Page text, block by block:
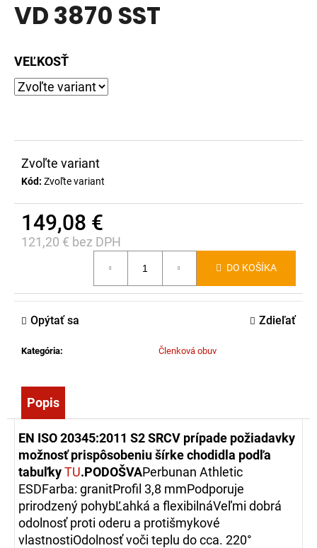
produktu
je
z
5
hviezdičiek.
VD 3870 SST
VEĽKOSŤ
Zvoľte variant
Kód: Zvoľte variant
149,08 €
121,20 € bez DPH
DO KOŠÍKA
Kategória: Členková obuv
Opýtať sa Zdieľať
Popis
EN ISO 20345:2011 S2 SRCV prípade požiadavky
možnosť prispôsobeniu šírke chodidla podľa
tabuľkyTU.PODOŠVAPerbunan Athletic
ESDFarba: granitProfil 3,8 mmPodporuje
prirodzený pohybĽahká a flexibilnáVeľmi dobrá
odolnosť proti oderu a protišmykové
vlastnostiOdolnosť voči teplu do cca. 220°
á
s
ť
?
O
r
č
m
SÚPRAVA
RUČNÉ
VIAZANIE
KONCOVIEK
HADÍC
349,00
€